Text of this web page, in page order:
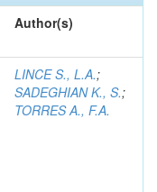
Author(s)
LINCE S., L.A.;
SADEGHIAN K., S.;
TORRES A., F.A.